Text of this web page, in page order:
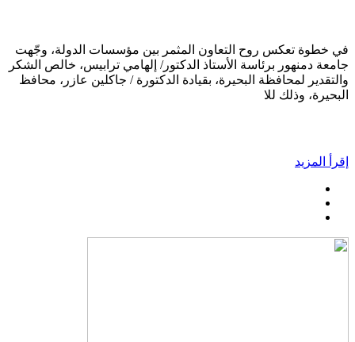
في خطوة تعكس روح التعاون المثمر بين مؤسسات الدولة، وجّهت
جامعة دمنهور برئاسة الأستاذ الدكتور/ إلهامي ترابيس، خالص الشكر
والتقدير لمحافظة البحيرة، بقيادة الدكتورة / جاكلين عازر، محافظ
البحيرة، وذلك للا
إقرأ المزيد